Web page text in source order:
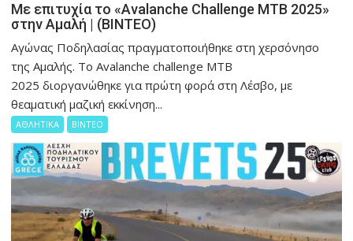
Με επιτυχία το «Avalanche Challenge MTB 2025»
στην Αμαλή | (ΒΙΝΤΕΟ)
Αγώνας Ποδηλασίας πραγματοποιήθηκε στη χερσόνησο
της Αμαλής. Το Avalanche challenge MTB
2025 διοργανώθηκε για πρώτη φορά στη Λέσβο, με
θεαματική μαζική εκκίνηση...
ΑΘΛΗΤΙΚΑ ΒΙΝΤΕΟ